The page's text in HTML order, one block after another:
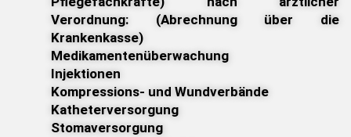
Verordnung: (Abrechnung über die
Krankenkasse)
Medikamentenüberwachung
Injektionen
Kompressions- und Wundverbände
Katheterversorgung
Stomaversorgung